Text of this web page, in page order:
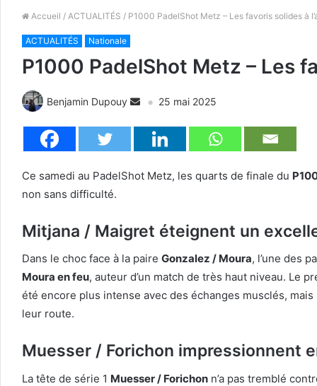
Accueil / ACTUALITÉS / P1000 PadelShot Metz – Les favoris solides à
ACTUALITÉS Nationale
P1000 PadelShot Metz – Les
Benjamin Dupouy 25 mai 2025
Ce samedi au PadelShot Metz, les quarts de finale du
non sans difficulté.
Mitjana / Maigret éteignent un
Dans le choc face à la paire Gonzalez / Moura, l’une des
Moura en feu, auteur d’un match de très haut niveau. Le
été encore plus intense avec des échanges musclés,
leur route.
Muesser / Forichon impressionnent
La tête de série 1 Muesser / Forichon n’a pas tremblé